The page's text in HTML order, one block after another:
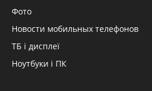
Фото
Новости мобильных телефонов
ТБ і дисплеї
Ноутбуки і ПК